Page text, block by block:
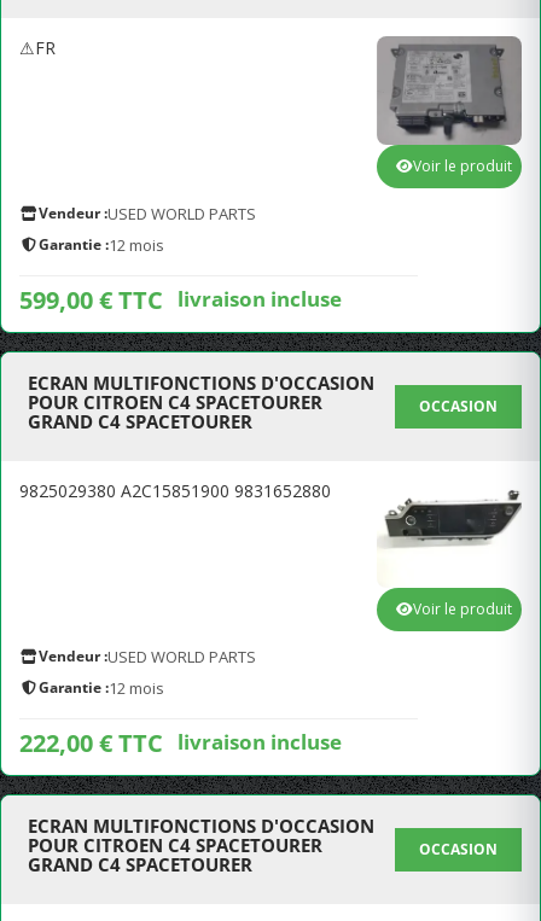
⚠FR
Vendeur :USED WORLD PARTS
Garantie :12 mois
599,00 € TTC livraison incluse
Voir le produit
ECRAN MULTIFONCTIONS D'OCCASION
POUR CITROEN C4 SPACETOURER
GRAND C4 SPACETOURER
OCCASION
9825029380 A2C15851900 9831652880
Vendeur :USED WORLD PARTS
Garantie :12 mois
222,00 € TTC livraison incluse
Voir le produit
ECRAN MULTIFONCTIONS D'OCCASION
POUR CITROEN C4 SPACETOURER
GRAND C4 SPACETOURER
OCCASION